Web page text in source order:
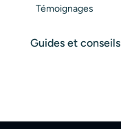
Témoignages
Guides et conseils